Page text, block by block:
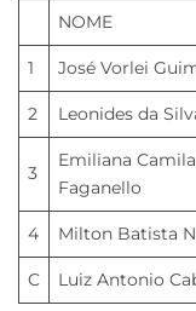
NOME
1 José Vorlei
2 Leonides da
3
Emiliana
Faganello
4 Milton Batista
C Luiz Antonio